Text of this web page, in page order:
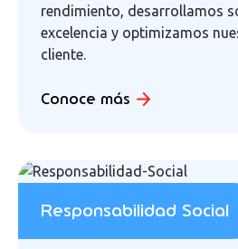
rendimiento, desarrollamos
excelencia y optimizamos
cliente.
Conoce más
Responsabilidad Social
Iniciativas de